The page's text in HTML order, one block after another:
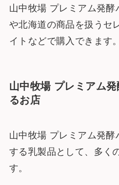
山中牧場 プレミアム発
や北海道の商品を扱うセ
イトなどで購入できます。
山中牧場 プレミアム
るお店
山中牧場 プレミアム発
する乳製品として、多く
す。